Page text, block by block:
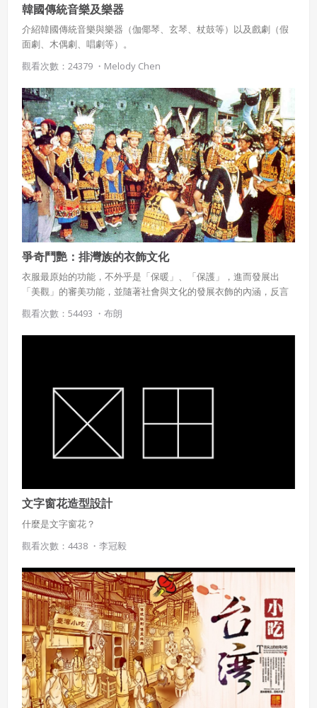
韓國傳統音樂及樂器
介紹韓國傳統音樂與樂器（伽倻琴、玄琴、杖鼓等）以及戲劇（假
面劇、木偶劇、唱劇等）。
觀看次數：24379 ・ Melody Chen
爭奇鬥艷：排灣族的衣飾文化
衣服最原始的功能，不外乎是「保暖」、「保護」，進而發展出
「美觀」的審美功能，並隨著社會與文化的發展衣飾的內涵，反言
之，衣飾是文化性的呈現，體現群體的價值體系與美感經驗。臺灣
目前經官方認定的16族原住民族群，他們的衣飾由於各自文化的差
異性，發展出也有各自的審美與實際功用，其中，排灣族服飾以絢
觀看次數：54493 ・ 布朗
文字窗花造型設計
什麼是文字窗花？
觀看次數：4438 ・ 李冠毅